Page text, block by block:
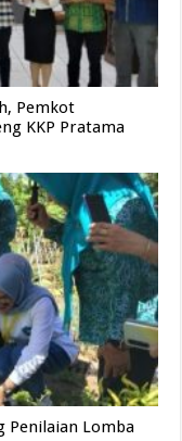
Pemkot
KKP Pratama
Penilaian Lomba